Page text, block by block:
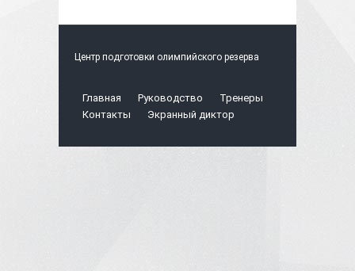
Центр подготовки олимпийского резерва
Главная Руководство
Тренеры
Контакты
Экранный диктор